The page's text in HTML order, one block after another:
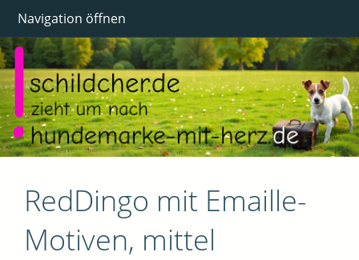
Navigation öffnen
RedDingo mit Emaille-
Motiven, mittel